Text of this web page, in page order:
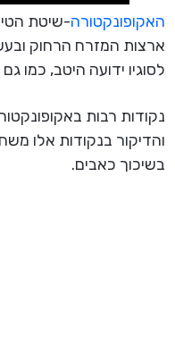
האקופונקטורה
ארצות המזרח הרחוק
לסוגיו ידועה היטב, כמו
נקודות רבות
והדיקור בנקודות אלו
בשיכוך כאבים.